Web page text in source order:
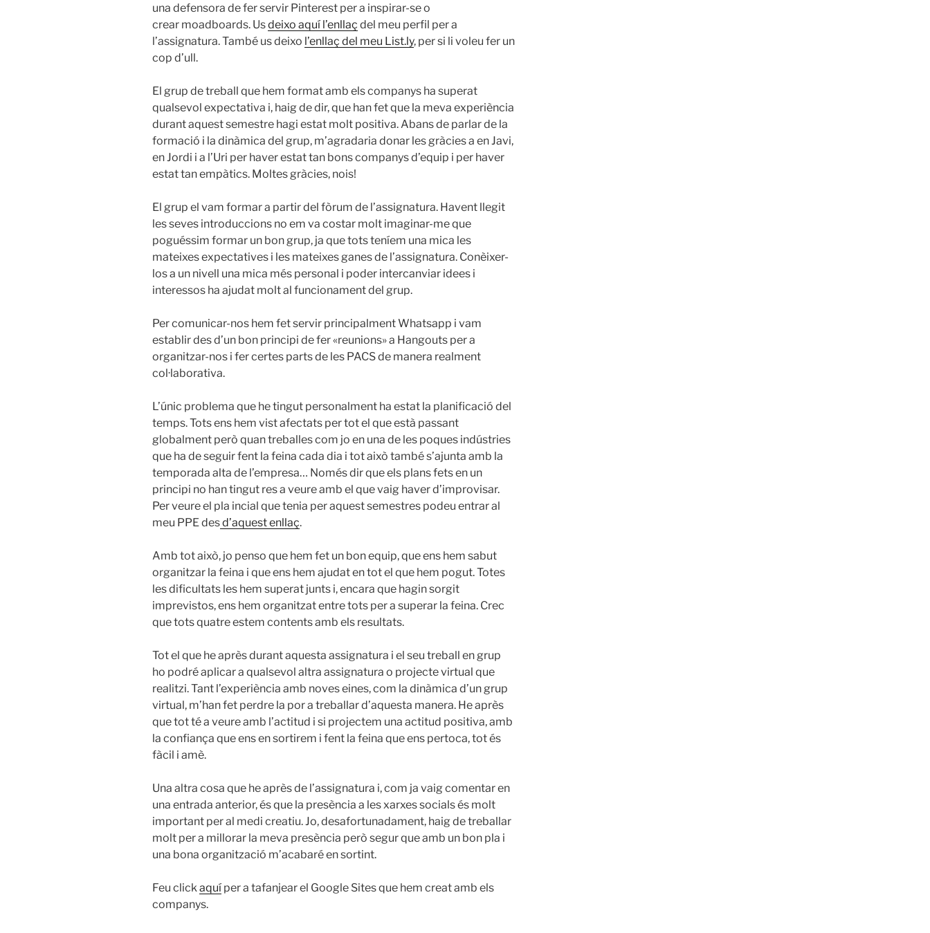
una defensora de fer servir Pinterest per a inspirar-se o
crear moadboards. Usdeixo aquí l’enllaç del meu perfil per a
l’assignatura. També us deixo l’enllaç del meu List.ly, per si li voleu fer un
cop d’ull.
El grup de treball que hem format amb els companys ha superat
qualsevol expectativa i, haig de dir, que han fet que la meva experiència
durant aquest semestre hagi estat molt positiva. Abans de parlar de la
formació i la dinàmica del grup, m’agradaria donar les gràcies a en Javi,
en Jordi i a l’Uri per haver estat tan bons companys d’equip i per haver
estat tan empàtics. Moltes gràcies, nois!
El grup el vam formar a partir del fòrum de l’assignatura. Havent llegit
les seves introduccions no em va costar molt imaginar-me que
poguéssim formar un bon grup, ja que tots teníem una mica les
mateixes expectatives i les mateixes ganes de l’assignatura. Conèixer-
los a un nivell una mica més personal i poder intercanviar idees i
interessos ha ajudat molt al funcionament del grup.
Per comunicar-nos hem fet servir principalment Whatsapp i vam
establir des d’un bon principi de fer «reunions» a Hangouts per a
organitzar-nos i fer certes partsde les PACSde manera realment
col·laborativa.
L’únic problema que he tingut personalment ha estat la planificació del
temps. Tots ens hem vist afectats per tot el que està passant
globalment però quan treballes com jo en una de les poques indústries
que ha de seguir fent la feina cada dia i tot això també s’ajunta amb la
temporada alta de l’empresa… Només dir que els plans fets en un
principi no han tingut res a veure amb el que vaig haver d’improvisar.
Per veure el pla incial que tenia per aquest semestres podeu entrar al
meu PPE desd’aquest enllaç.
Amb tot això, jo penso que hem fet un bon equip, que ens hem sabut
organitzar la feina i que ens hem ajudat en tot el que hem pogut. Totes
les dificultats les hem superat junts i, encara que hagin sorgit
imprevistos, ens hem organitzat entre tots per a superar la feina. Crec
que tots quatre estem contents amb els resultats.
Tot el que he après durant aquesta assignatura i el seu treball en grup
ho podré aplicar a qualsevol altra assignatura o projecte virtual que
realitzi. Tant l’experiència amb noves eines, com la dinàmica d’un grup
virtual, m’han fet perdre la por a treballar d’aquesta manera. He après
que tot té a veure amb l’actitud i si projectem una actitud positiva, amb
la confiança que ens en sortirem i fent la feina que ens pertoca, tot és
fàcil i amè.
Una altra cosa que he après de l’assignatura i, com ja vaig comentar en
una entrada anterior, és que la presència a les xarxes socials és molt
important per al medi creatiu. Jo, desafortunadament, haig de treballar
molt per a millorar la meva presència però segur que amb un bon pla i
una bona organització m’acabaré en sortint.
Feu click aquí per a tafanjear el Google Sites que hem creat amb els
companys.